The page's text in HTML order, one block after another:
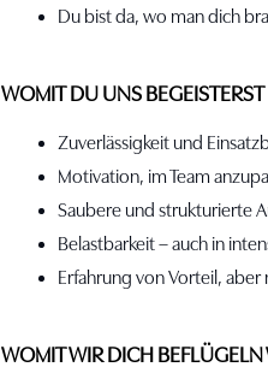
Du bist da, wo man dich
WOMIT DU UNS BEGEISTERST
Zuverlässigkeit und
Motivation, im Team
Saubere und strukturierte
Belastbarkeit – auch in
Erfahrung von Vorteil, aber
WOMIT WIR DICH